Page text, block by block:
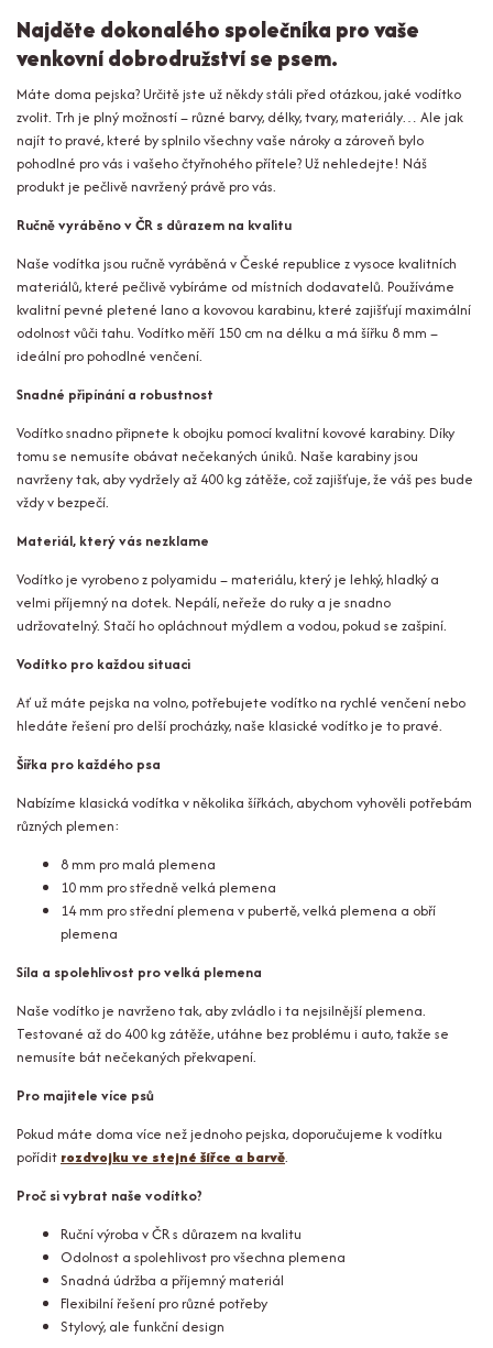
Najděte dokonalého společníka pro vaše
venkovní dobrodružství se psem.
Máte doma pejska? Určitě jste už někdy stáli před otázkou, jaké vodítko
zvolit. Trh je plný možností – různé barvy, délky, tvary, materiály… Ale jak
najít to pravé, které by splnilo všechny vaše nároky a zároveň bylo
pohodlné pro vás i vašeho čtyřnohého přítele? Už nehledejte! Náš
produkt je pečlivě navržený právě pro vás.
Ručně vyráběno v ČR s důrazem na kvalitu
Naše vodítka jsou ručně vyráběná v České republice z vysoce kvalitních
materiálů, které pečlivě vybíráme od místních dodavatelů. Používáme
kvalitní pevné pletené lano a kovovou karabinu, které zajišťují maximální
odolnost vůči tahu. Vodítko měří 150 cm na délku a má šířku 8 mm –
ideální pro pohodlné venčení.
Snadné připínání a robustnost
Vodítko snadno připnete k obojku pomocí kvalitní kovové karabiny. Díky
tomu se nemusíte obávat nečekaných úniků. Naše karabiny jsou
navrženy tak, aby vydržely až 400 kg zátěže, což zajišťuje, že váš pes bude
vždy v bezpečí.
Materiál, který vás nezklame
Vodítko je vyrobeno z polyamidu – materiálu, který je lehký, hladký a
velmi příjemný na dotek. Nepálí, neřeže do ruky a je snadno
udržovatelný. Stačí ho opláchnout mýdlem a vodou, pokud se zašpiní.
Vodítko pro každou situaci
Ať už máte pejska na volno, potřebujete vodítko na rychlé venčení nebo
hledáte řešení pro delší procházky, naše klasické vodítko je to pravé.
Šířka pro každého psa
Nabízíme klasická vodítka v několika šířkách, abychom vyhověli potřebám
různých plemen:
8 mm pro malá plemena
10 mm pro středně velká plemena
14 mm pro střední plemena v pubertě, velká plemena a obří
plemena
Síla a spolehlivost pro velká plemena
Naše vodítko je navrženo tak, aby zvládlo i ta nejsilnější plemena.
Testované až do 400 kg zátěže, utáhne bez problému i auto, takže se
nemusíte bát nečekaných překvapení.
Pro majitele více psů
Pokud máte doma více než jednoho pejska, doporučujeme k vodítku
pořídit rozdvojku ve stejné šířce a barvě.
Proč si vybrat naše vodítko?
Ruční výroba v ČR s důrazem na kvalitu
Odolnost a spolehlivost pro všechna plemena
Snadná údržba a příjemný materiál
Flexibilní řešení pro různé potřeby
Stylový, ale funkční design